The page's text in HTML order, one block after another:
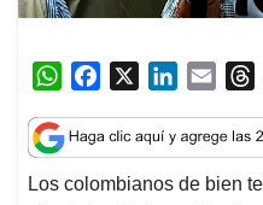
W
a
t
s
c
e
b
n
k
e
a
i
l
r
e
Los colombianos de bien